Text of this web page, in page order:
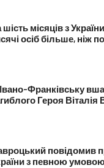
шість місяців з
осіб більше, ніж
Франківську
Героя Віталія
повідомив
з певною